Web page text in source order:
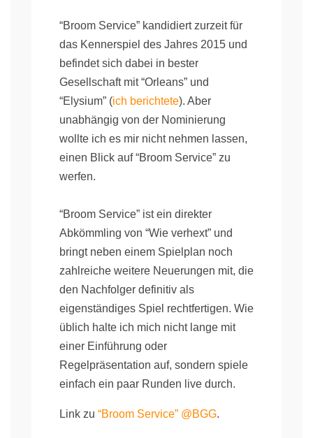
“Broom Service” kandidiert zurzeit für
das Kennerspiel des Jahres 2015 und
befindet sich dabei in bester
Gesellschaft mit “Orleans” und
“Elysium” (ich berichtete). Aber
unabhängig von der Nominierung
wollte ich es mir nicht nehmen lassen,
einen Blick auf “Broom Service” zu
werfen.
“Broom Service” ist ein direkter
Abkömmling von “Wie verhext” und
bringt neben einem Spielplan noch
zahlreiche weitere Neuerungen mit, die
den Nachfolger definitiv als
eigenständiges Spiel rechtfertigen. Wie
üblich halte ich mich nicht lange mit
einer Einführung oder
Regelpräsentation auf, sondern spiele
einfach ein paar Runden live durch.
Link zu “Broom Service” @BGG.